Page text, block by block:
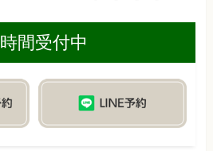
間受付中